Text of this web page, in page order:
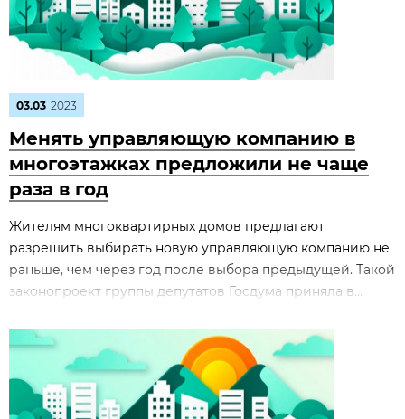
03.03 2023
Менять управляющую компанию в
многоэтажках предложили не чаще
раза в год
Жителям многоквартирных домов предлагают
разрешить выбирать новую управляющую компанию не
раньше, чем через год после выбора предыдущей. Такой
законопроект группы депутатов Госдума приняла в...